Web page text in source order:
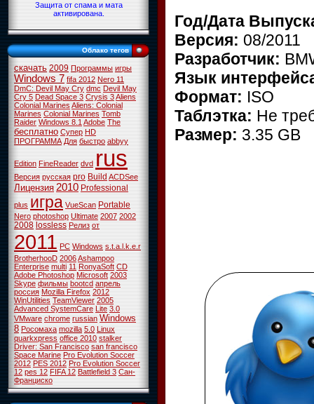
Защита от спама и мата
активирована.
Облако тегов
скачать 2009 Программы игры
Windows 7 fifa 2012 Nero 11
DmC: Devil May Cry dmc Devil May
Cry 5 Dead Space 3 Crysis 3Aliens
Colonial MarinesAliens: Colonial
Marines Colonial Marines Tomb
Raider Windows 8.1Adobe The
бесплатно Супер HD
ПРОГРАММА Для быстро abbyy
Edition FineReader dvd rus
Версия русская pro BuildACDSee
Лицензия 2010 Professional
plus игра VueScan Portable
Nero photoshop Ultimate 2007 2002
2008 lossless Релиз от
2011 PC Windows s.t.a.l.k.e.r
BrotherhooD 2006Ashampoo
Enterprise multi 11 RonyaSoft CD
Adobe Photoshop Microsoft 2003
Skype фильмы bootcd апрель
россия Mozilla Firefox 2012
WinUtilities TeamViewer 2005
Advanced SystemCare Lite 3.0
VMware chrome russian Windows
8 Росомаха mozilla 5.0 Linux
quarkxpress office 2010 stalker
Driver: San Francisco san francisco
Space Marine Pro Evolution Soccer
2012 PES 2012 Pro Evolution Soccer
12 pes 12 FIFA 12 Battlefield 3 Сан-
Франциско
Год/Дата
Версия: 08/2011
Разработчик:
Язык
Формат: ISO
Таблэтка: Не
Размер: 3.35 GB